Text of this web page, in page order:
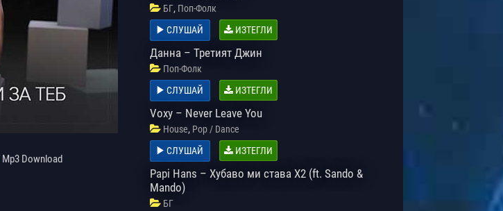
Mp3 Download
БГ, Поп-Фолк
СЛУШАЙ
ИЗТЕГЛИ
Данна – Третият Джин
Поп-Фолк
СЛУШАЙ
ИЗТЕГЛИ
Voxy – Never Leave You
House, Pop / Dance
СЛУШАЙ
ИЗТЕГЛИ
Papi Hans – Хубаво ми става Х2 (ft. Sando &
Mando)
БГ